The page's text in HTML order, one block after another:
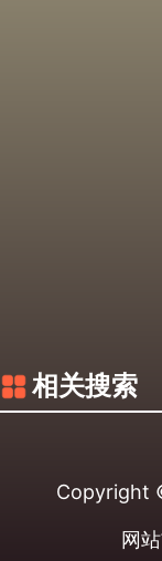
相关搜索
Copyright
网